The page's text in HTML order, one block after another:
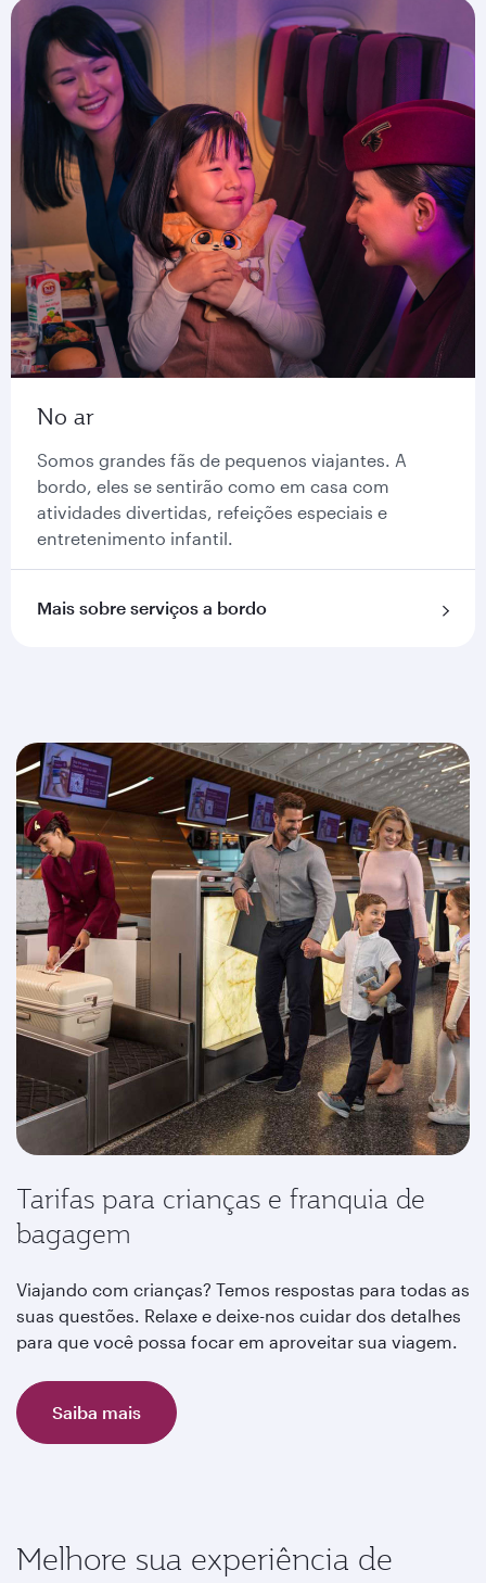
No ar
Somos grandes fãs de pequenos viajantes. A
bordo, eles se sentirão como em casa com
atividades divertidas, refeições especiais e
entretenimento infantil.
Mais sobre serviços a bordo
Tarifas para crianças e franquia de
bagagem
Viajando com crianças? Temos respostas para todas as
suas questões. Relaxe e deixe-nos cuidar dos detalhes
para que você possa focar em aproveitar sua viagem.
Saiba mais
Melhore sua experiência de